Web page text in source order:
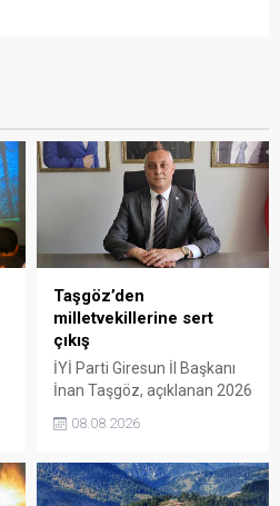
Taşgöz’den
milletvekillerine sert
çıkış
İYİ Parti Giresun İl Başkanı
İnan Taşgöz, açıklanan 2026
üzerinden iktidar
eleştirdi. Taşgöz, üreticinin
emeğinin karşılığını
08.08.2026